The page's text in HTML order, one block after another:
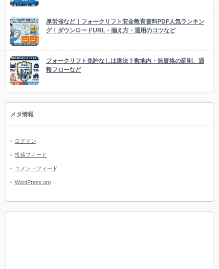
厚労省など｜フォークリフト安全教育資料PDF人気ランキン
グ！ダウンロードURL・揃え方・運用のコツなど
フォークリフト免許なしは違法？敷地内・無資格の罰則、通
報フローなど
メタ情報
ログイン
投稿フィード
コメントフィード
WordPress.org